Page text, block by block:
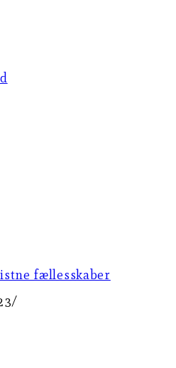
fællesskaber
/